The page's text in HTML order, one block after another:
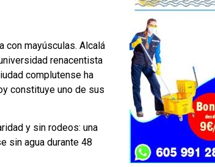
con mayúsculas. Alcalá
renacentista
complutense ha
constituye uno de sus
y sin rodeos: una
sin agua durante 48